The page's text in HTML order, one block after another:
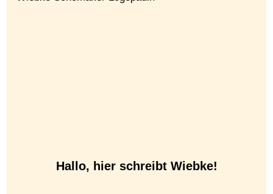
Hallo, hier schreibt Wiebke!